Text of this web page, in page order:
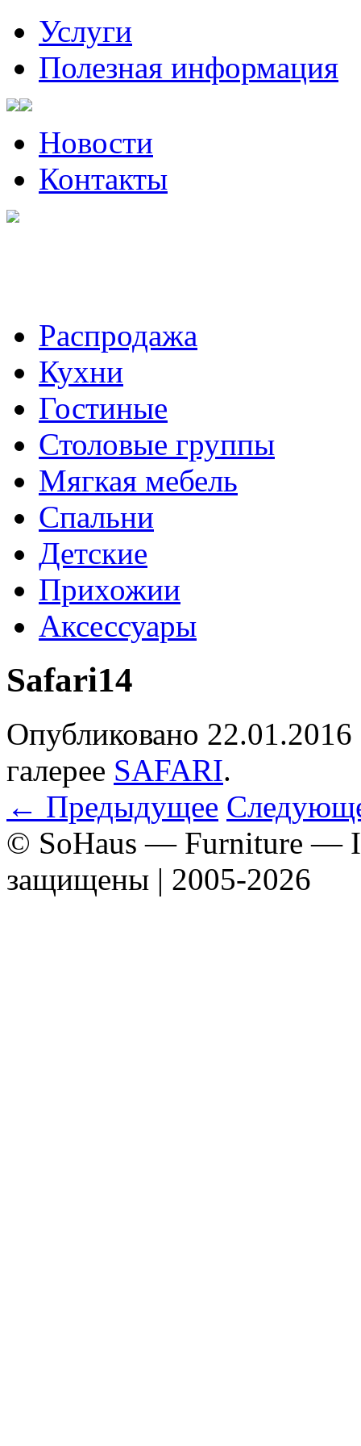
Услуги
Полезная информация
Новости
Контакты
Распродажа
Кухни
Гостиные
Столовые группы
Мягкая мебель
Спальни
Детские
Прихожии
Аксессуары
Safari14
Опубликовано 22.01.2016
галерее SAFARI.
← Предыдущее
© SoHaus — Furniture —
защищены | 2005-2026